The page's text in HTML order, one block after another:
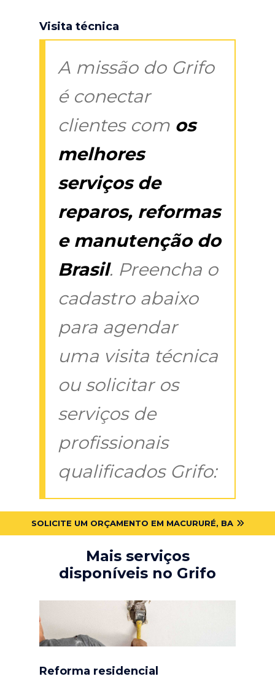
Visita técnica
A missão do Grifo
é conectar
clientes com os
melhores
serviços de
reparos, reformas
e manutenção do
Brasil. Preencha o
cadastro abaixo
para agendar
uma visita técnica
ou solicitar os
serviços de
profissionais
qualificados Grifo:
SOLICITE UM ORÇAMENTO EM MACURURÉ, BA
Mais serviços
disponíveis no Grifo
Reforma residencial